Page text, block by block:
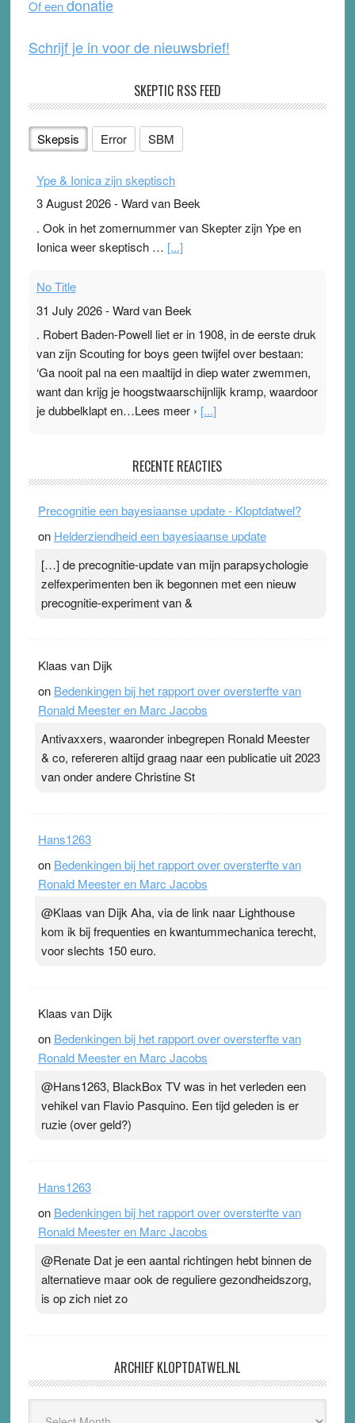
k
Of eendonatie
Schrijf je in voor de nieuwsbrief!
SKEPTIC RSS FEED
Skepsis Error SBM
Ype & Ionica zijn skeptisch
3 August 2026-Ward van Beek
. Ook in het zomernummer van Skepter zijn Ype en
Ionica weer skeptisch … [...]
No Title
31 July 2026-Ward van Beek
. Robert Baden-Powell liet er in 1908, in de eerste druk
van zijn Scouting for boys geen twijfel over bestaan:
‘Ga nooit pal na een maaltijd in diep water zwemmen,
want dan krijg je hoogstwaarschijnlijk kramp, waardoor
je dubbelklapt en…Lees meer › [...]
Ward van Beek
topsporters. Ze hopen ermee hun hartslag te verlagen
terwijl ze meer zuurstof opnemen. Daarop heeft zo’n
ademen’ kan goud waard zijn. Door…Lees meer
Pleisterplakkers in de topspsort ›[...]
RECENTE REACTIES
Precognitie een bayesiaanse update - Kloptdatwel?
on Helderziendheid een bayesiaanse update
[…] de precognitie-update van mijn parapsychologie
zelfexperimenten ben ik begonnen met een nieuw
precognitie-experiment van &
Klaas van Dijk
on Bedenkingen bij het rapport over oversterfte van
Ronald Meester en Marc Jacobs
Antivaxxers, waaronder inbegrepen Ronald Meester
& co, refereren altijd graag naar een publicatie uit 2023
van onder andere Christine St
Hans1263
on Bedenkingen bij het rapport over oversterfte van
Ronald Meester en Marc Jacobs
@Klaas van Dijk Aha, via de link naar Lighthouse
kom ik bij frequenties en kwantummechanica terecht,
voor slechts 150 euro.
Klaas van Dijk
on Bedenkingen bij het rapport over oversterfte van
Ronald Meester en Marc Jacobs
@Hans1263, BlackBox TV was in het verleden een
vehikel van Flavio Pasquino. Een tijd geleden is er
ruzie (over geld?)
Hans1263
on Bedenkingen bij het rapport over oversterfte van
Ronald Meester en Marc Jacobs
@Renate Dat je een aantal richtingen hebt binnen de
alternatieve maar ook de reguliere gezondheidszorg,
is op zich niet zo
ARCHIEF KLOPTDATWEL.NL